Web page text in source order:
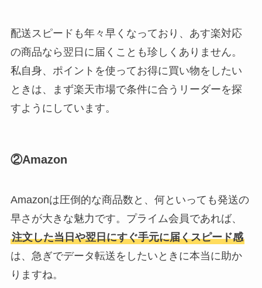
配送スピードも年々早くなっており、あす楽対応
の商品なら翌日に届くことも珍しくありません。
私自身、ポイントを使ってお得に買い物をしたい
ときは、まず楽天市場で条件に合うリーダーを探
すようにしています。
②Amazon
Amazonは圧倒的な商品数と、何といっても発送の
早さが大きな魅力です。プライム会員であれば、
注文した当日や翌日にすぐ手元に届くスピード感
は、急ぎでデータ転送をしたいときに本当に助か
りますね。